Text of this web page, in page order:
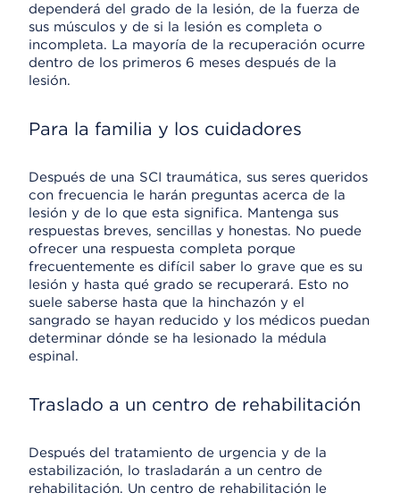
dependerá del grado de la lesión, de la fuerza de
sus músculos y de si la lesión es completa o
incompleta. La mayoría de la recuperación ocurre
dentro de los primeros 6 meses después de la
lesión.
Para la familia y los cuidadores
Después de una SCI traumática, sus seres queridos
con frecuencia le harán preguntas acerca de la
lesión y de lo que esta significa. Mantenga sus
respuestas breves, sencillas y honestas. No puede
ofrecer una respuesta completa porque
frecuentemente es difícil saber lo grave que es su
lesión y hasta qué grado se recuperará. Esto no
suele saberse hasta que la hinchazón y el
sangrado se hayan reducido y los médicos puedan
determinar dónde se ha lesionado la médula
espinal.
Traslado a un centro de rehabilitación
Después del tratamiento de urgencia y de la
estabilización, lo trasladarán a un centro de
rehabilitación. Un centro de rehabilitación le